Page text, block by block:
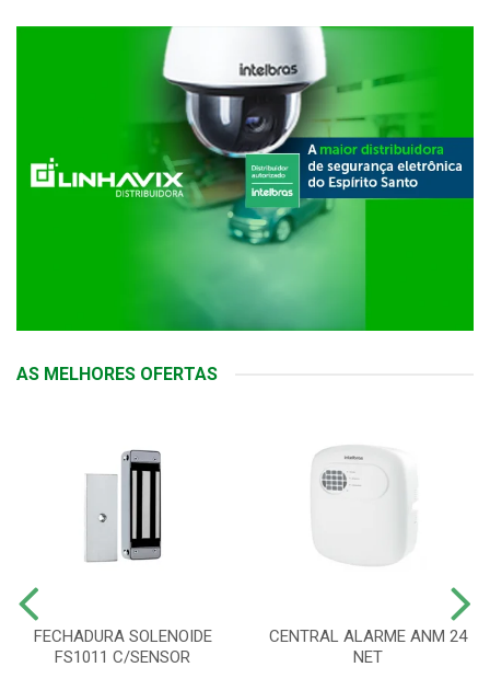
AS MELHORES OFERTAS
FECHADURA SOLENOIDE
FS1011 C/SENSOR
CENTRAL ALARME ANM 24
NET